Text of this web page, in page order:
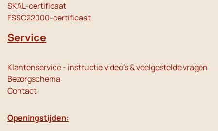
SKAL-certificaat
FSSC22000-certificaat
Service
Klantenservice - instructie video's & veelgestelde vragen
Bezorgschema
Contact
Openingstijden: